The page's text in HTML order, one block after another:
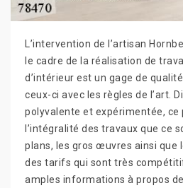
L’intervention de l’artisan
le cadre de la réalisation de
d’intérieur est un gage de
ceux-ci avec les règles de l’art.
polyvalente et expérimentée, ce
l’intégralité des travaux que ce
plans, les gros œuvres ainsi que
des tarifs qui sont très
amples informations à propos